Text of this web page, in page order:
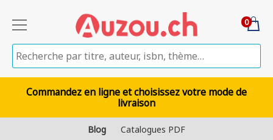
0
Commandez en ligne et choisissez votre mode de
livraison
Blog Catalogues PDF